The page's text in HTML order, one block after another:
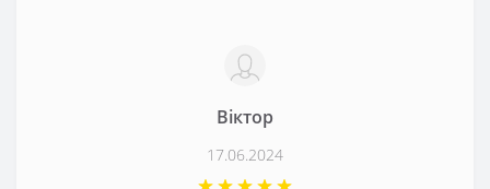
Віктор
17.06.2024